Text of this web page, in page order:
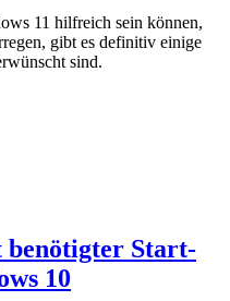
11 hilfreich sein können,
gibt es definitiv einige
sind.
Start-
10